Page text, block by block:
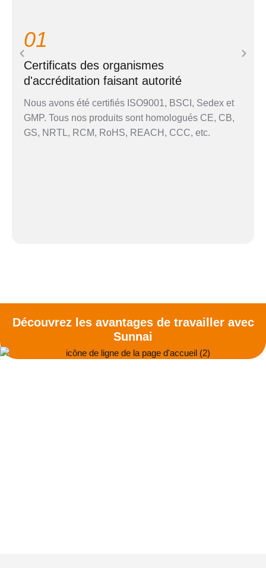
01
Certificats des organismes
d'accréditation faisant autorité
Nous avons été certifiés ISO9001, BSCI, Sedex et
GMP. Tous nos produits sont homologués CE, CB,
GS, NRTL, RCM, RoHS, REACH, CCC, etc.
Découvrez les avantages de travailler avec
Sunnai